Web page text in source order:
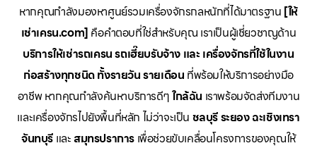
หากคุณกำลังมองหาศูนย์รวมเครื่องจักรกลหนักที่ได้มาตรฐาน [ให้
เช่าเครน.com] คือคำตอบที่ใช่สำหรับคุณ เราเป็นผู้เชี่ยวชาญด้าน
บริการให้เช่ารถเครน รถเฮี๊ยบรับจ้าง และ เครื่องจักรที่ใช้ในงาน
ก่อสร้างทุกชนิด ทั้งรายวัน รายเดือน ที่พร้อมให้บริการอย่างมือ
อาชีพ หากคุณกำลังค้นหาบริการดีๆใกล้ฉัน เราพร้อมจัดส่งทีมงาน
และเครื่องจักรไปยังพื้นที่หลัก ไม่ว่าจะเป็น ชลบุรี ระยอง ฉะเชิงเทรา
จันทบุรี และสมุทรปราการ เพื่อช่วยขับเคลื่อนโครงการของคุณให้